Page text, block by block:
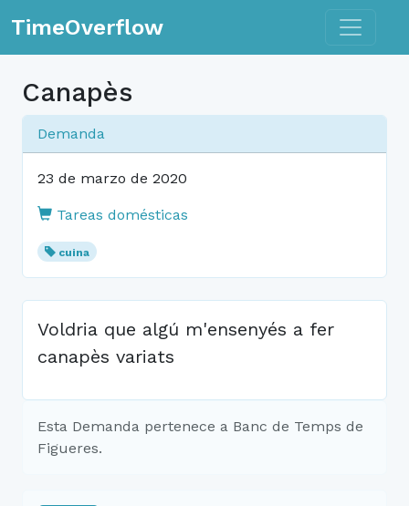
TimeOverflow Toggle
Canapès
Demanda
23 de marzo de 2020
Tareas domésticas
cuina
Voldria que algú m'ensenyés a fer
canapès variats
Esta Demanda pertenece a Banc de Temps de
Figueres.